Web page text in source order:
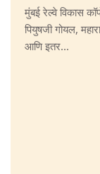
मुंबई रेल्वे विकास
पियुषजी गोयल,
आणि इतर...